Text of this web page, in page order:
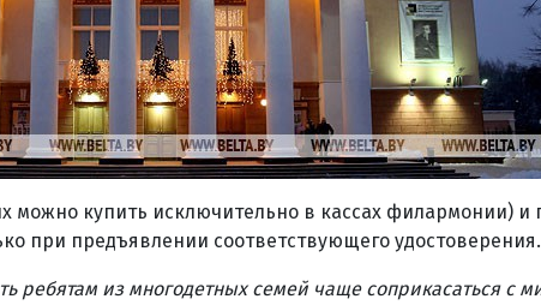
можно купить исключительно в кассах филармонии)
при предъявлении соответствующего удостоверения.
ребятам из многодетных семей чаще соприкасаться с